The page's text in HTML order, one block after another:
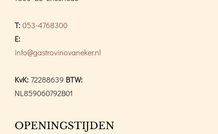
T:053-4768300
E:
info@gastrovinovaneker.nl
KvK:72288639 BTW:
NL859060792B01
OPENINGSTIJDEN